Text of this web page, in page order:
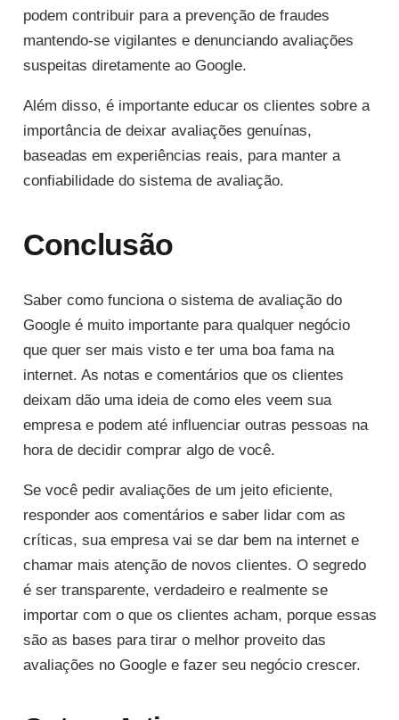
podem contribuir para a prevenção de fraudes
mantendo-se vigilantes e denunciando avaliações
suspeitas diretamente ao Google.
Além disso, é importante educar os clientes sobre a
importância de deixar avaliações genuínas,
baseadas em experiências reais, para manter a
confiabilidade do sistema de avaliação.
Conclusão
Saber como funciona o sistema de avaliação do
Google é muito importante para qualquer negócio
que quer ser mais visto e ter uma boa fama na
internet. As notas e comentários que os clientes
deixam dão uma ideia de como eles veem sua
empresa e podem até influenciar outras pessoas na
hora de decidir comprar algo de você.
Se você pedir avaliações de um jeito eficiente,
responder aos comentários e saber lidar com as
críticas, sua empresa vai se dar bem na internet e
chamar mais atenção de novos clientes. O segredo
é ser transparente, verdadeiro e realmente se
importar com o que os clientes acham, porque essas
são as bases para tirar o melhor proveito das
avaliações no Google e fazer seu negócio crescer.